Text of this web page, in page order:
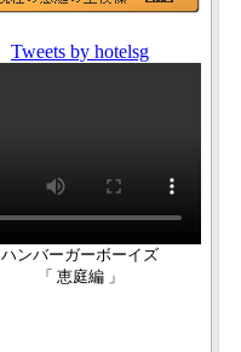
Tweets by hotelsg
ハンバーガーボーイズ
「 恵庭編 」